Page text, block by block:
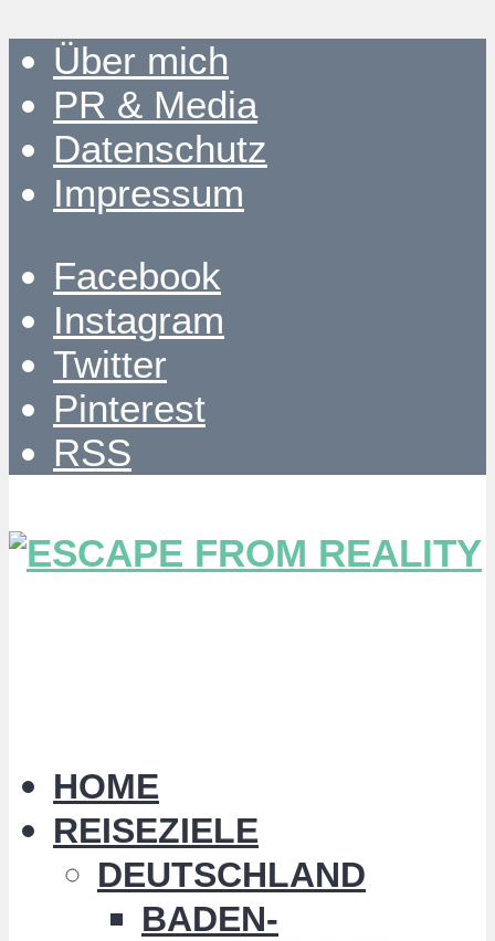
Über mich
PR & Media
Datenschutz
Impressum
Facebook
Instagram
Twitter
Pinterest
RSS
HOME
REISEZIELE
DEUTSCHLAND
BADEN-